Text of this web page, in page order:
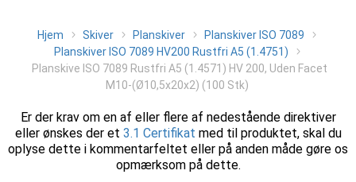
Hjem Skiver Planskiver
Planskiver ISO 7089
Planskiver ISO 7089 HV200 Rustfri A5 (1.4751)
Planskive ISO 7089 Rustfri A5 (1.4571) HV 200, Uden Facet
M10-(Ø10,5x20x2) (100 Stk)
Er der krav om en af eller flere af nedestående direktiver
eller ønskes der et 3.1 Certifikat med til produktet, skal du
oplyse dette i kommentarfeltet eller på anden måde gøre os
opmærksom på dette.